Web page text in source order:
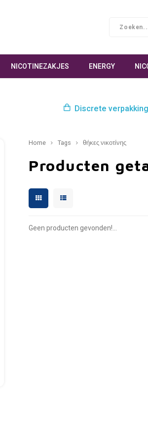
NICOTINEZAKJES ENERGY
Discrete verpakking
Home Tags θήκες νικοτίνης
Producten
Geen producten gevonden!...